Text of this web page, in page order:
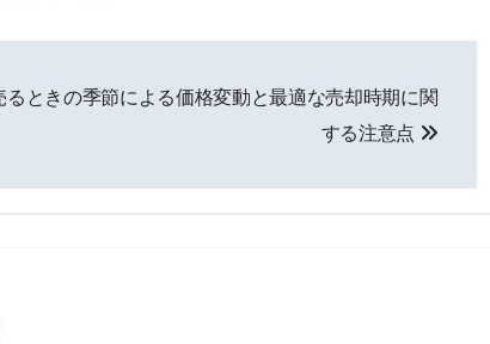
るときの季節による価格変動と最適な売却時期に関
する注意点